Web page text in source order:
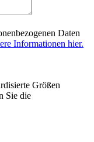
Daten
Informationen hier.
Größen
Sie die